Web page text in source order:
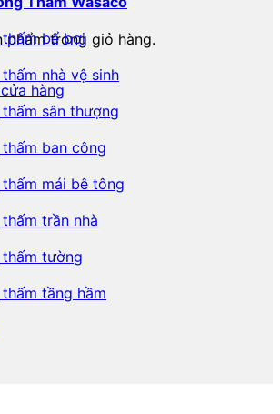
phẩm trong giỏ hàng.
hàng
bể bơi
nhà vệ sinh
sân thượng
ban công
mái bê tông
trần nhà
tường
tầng hầm